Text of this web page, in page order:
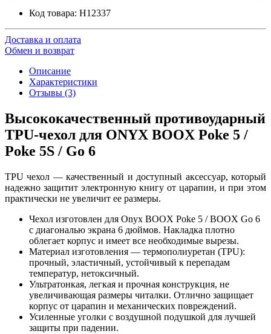
Код товара: H12337
Доставка и оплата
Обмен и возврат
Описание
Характеристики
Отзывы (3)
Высококачественный противоударный
TPU-чехол для ONYX BOOX Poke 5 /
Poke 5S / Go 6
TPU чехол — качественный и доступный аксессуар, который
надежно защитит электронную книгу от царапин, и при этом
практически не увеличит ее размеры.
Чехол изготовлен для Onyx BOOX Poke 5 / BOOX Go 6
с диагональю экрана 6 дюймов. Накладка плотно
облегает корпус и имеет все необходимые вырезы.
Материал изготовления — термополиуретан (TPU):
прочный, эластичный, устойчивый к перепадам
температур, нетоксичный.
Ультратонкая, легкая и прочная конструкция, не
увеличивающая размеры читалки. Отлично защищает
корпус от царапин и механических повреждений.
Усиленные уголки с воздушной подушкой для лучшей
защиты при падении.